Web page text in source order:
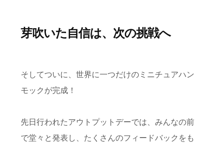
芽吹いた自信は、次の挑戦へ
そしてついに、世界に一つだけのミニチュアハン
モックが完成！
先日行われたアウトプットデーでは、みんなの前
で堂々と発表し、たくさんのフィードバックをも